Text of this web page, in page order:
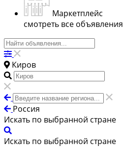
Маркетплейс
смотреть все объявления
Киров
Россия
Искать по выбранной стране
Искать по выбранной стране